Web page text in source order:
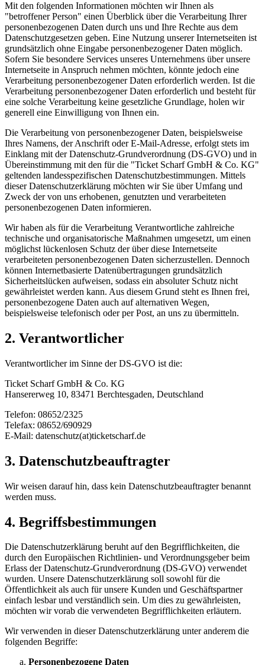
Mit den folgenden Informationen möchten wir Ihnen als
"betroffener Person" einen Überblick über die Verarbeitung Ihrer
personenbezogenen Daten durch uns und Ihre Rechte aus dem
Datenschutzgesetzen geben. Eine Nutzung unserer Internetseiten ist
grundsätzlich ohne Eingabe personenbezogener Daten möglich.
Sofern Sie besondere Services unseres Unternehmens über unsere
Internetseite in Anspruch nehmen möchten, könnte jedoch eine
Verarbeitung personenbezogener Daten erforderlich werden. Ist die
Verarbeitung personenbezogener Daten erforderlich und besteht für
eine solche Verarbeitung keine gesetzliche Grundlage, holen wir
generell eine Einwilligung von Ihnen ein.
Die Verarbeitung von personenbezogener Daten, beispielsweise
Ihres Namens, der Anschrift oder E-Mail-Adresse, erfolgt stets im
Einklang mit der Datenschutz-Grundverordnung (DS-GVO) und in
Übereinstimmung mit den für die "Ticket Scharf GmbH & Co. KG"
geltenden landesspezifischen Datenschutzbestimmungen. Mittels
dieser Datenschutzerklärung möchten wir Sie über Umfang und
Zweck der von uns erhobenen, genutzten und verarbeiteten
personenbezogenen Daten informieren.
Wir haben als für die Verarbeitung Verantwortliche zahlreiche
technische und organisatorische Maßnahmen umgesetzt, um einen
möglichst lückenlosen Schutz der über diese Internetseite
verarbeiteten personenbezogenen Daten sicherzustellen. Dennoch
können Internetbasierte Datenübertragungen grundsätzlich
Sicherheitslücken aufweisen, sodass ein absoluter Schutz nicht
gewährleistet werden kann. Aus diesem Grund steht es Ihnen frei,
personenbezogene Daten auch auf alternativen Wegen,
beispielsweise telefonisch oder per Post, an uns zu übermitteln.
2. Verantwortlicher
Verantwortlicher im Sinne der DS-GVO ist die:
Ticket Scharf GmbH & Co. KG
Hansererweg 10, 83471 Berchtesgaden, Deutschland
Telefon: 08652/2325
Telefax: 08652/690929
E-Mail: datenschutz(at)ticketscharf.de
3. Datenschutzbeauftragter
Wir weisen darauf hin, dass kein Datenschutzbeauftragter benannt
werden muss.
4. Begriffsbestimmungen
Die Datenschutzerklärung beruht auf den Begrifflichkeiten, die
durch den Europäischen Richtlinien- und Verordnungsgeber beim
Erlass der Datenschutz-Grundverordnung (DS-GVO) verwendet
wurden. Unsere Datenschutzerklärung soll sowohl für die
Öffentlichkeit als auch für unsere Kunden und Geschäftspartner
einfach lesbar und verständlich sein. Um dies zu gewährleisten,
möchten wir vorab die verwendeten Begrifflichkeiten erläutern.
Wir verwenden in dieser Datenschutzerklärung unter anderem die
folgenden Begriffe:
Personenbezogene Daten